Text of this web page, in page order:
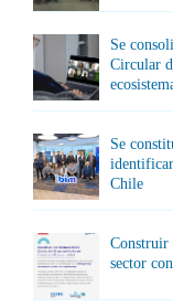
Se
Circular
Se
Chile
Construir
sector